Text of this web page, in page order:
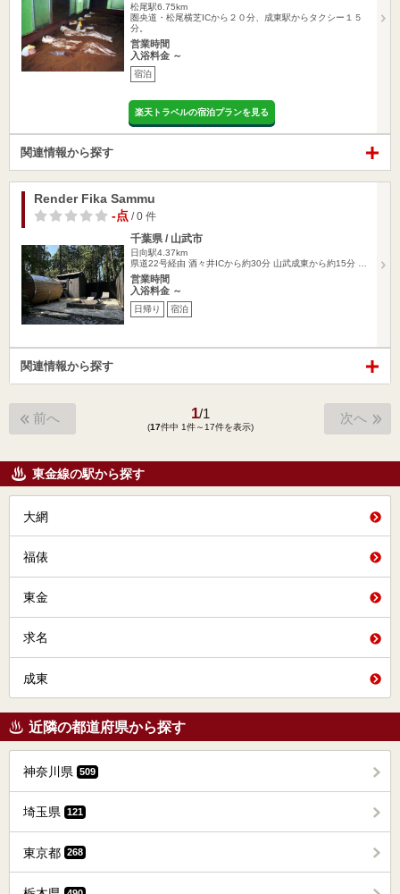
松尾駅6.75km
圏央道・松尾横芝ICから２０分、成東駅からタクシー１５
分。
営業時間
入浴料金 ～
宿泊
楽天トラベルの宿泊プランを見る
関連情報から探す
Render Fika Sammu
-点 / 0 件
千葉県 / 山武市
日向駅4.37km
県道22号経由 酒々井ICから約30分 山武成東から約15分 …
営業時間
入浴料金 ～
日帰り 宿泊
関連情報から探す
前へ 1/1
(17件中 1件～17件を表示)
次へ
東金線の駅から探す
大網
福俵
東金
求名
成東
近隣の都道府県から探す
神奈川県 509
埼玉県 121
東京都 268